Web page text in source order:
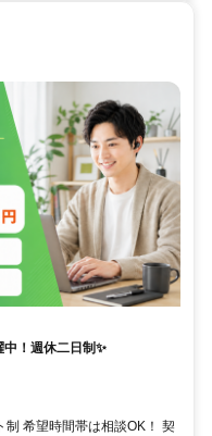
！週休二日制✨
希望時間帯は相談OK！ 契